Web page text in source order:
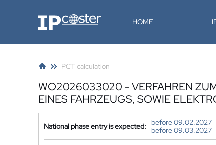
IP-Coster HOME
PCT calculation
WO2026033020 - VERFAHREN
EINES FAHRZEUGS, SOWIE
National phase entry is expected:
before 09.02.2027
before 09.03.2027